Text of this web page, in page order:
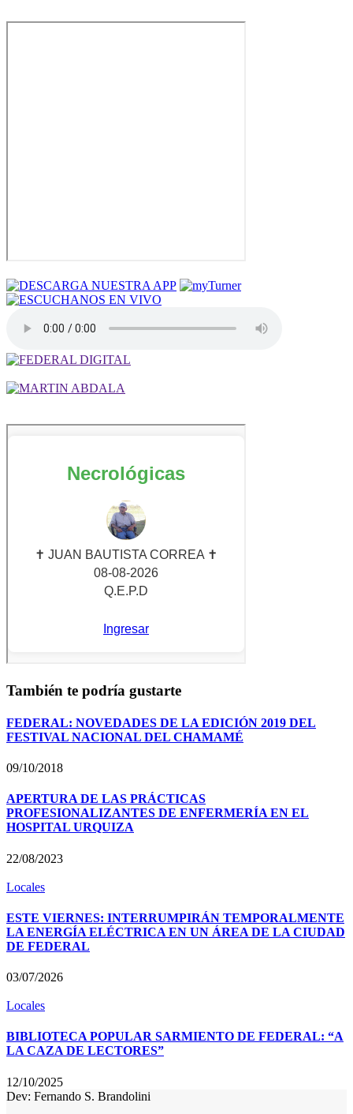
También te podría gustarte
FEDERAL: NOVEDADES DE LA EDICIÓN 2019 DEL
FESTIVAL NACIONAL DEL CHAMAMÉ
09/10/2018
APERTURA DE LAS PRÁCTICAS
PROFESIONALIZANTES DE ENFERMERÍA EN EL
HOSPITAL URQUIZA
22/08/2023
Locales
ESTE VIERNES: INTERRUMPIRÁN TEMPORALMENTE
LA ENERGÍA ELÉCTRICA EN UN ÁREA DE LA CIUDAD
DE FEDERAL
03/07/2026
Locales
BIBLIOTECA POPULAR SARMIENTO DE FEDERAL: “A
LA CAZA DE LECTORES”
12/10/2025
Dev: Fernando S. Brandolini